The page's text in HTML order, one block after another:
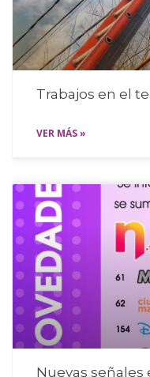
Trabajos en el
VER MÁS »
Nuevas señales